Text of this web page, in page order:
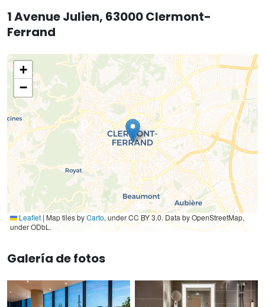
1 Avenue Julien, 63000 Clermont-
Ferrand
+
−
Leaflet | Map tiles byCarto, under CC BY 3.0. Data by OpenStreetMap,
under ODbL.
Galería de fotos